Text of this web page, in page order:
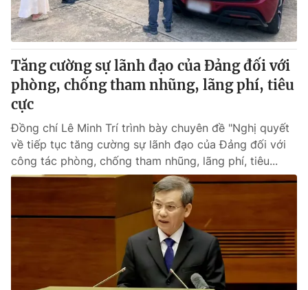
Tăng cường sự lãnh đạo của Đảng đối với
phòng, chống tham nhũng, lãng phí, tiêu
cực
Đồng chí Lê Minh Trí trình bày chuyên đề "Nghị quyết
về tiếp tục tăng cường sự lãnh đạo của Đảng đối với
công tác phòng, chống tham nhũng, lãng phí, tiêu...